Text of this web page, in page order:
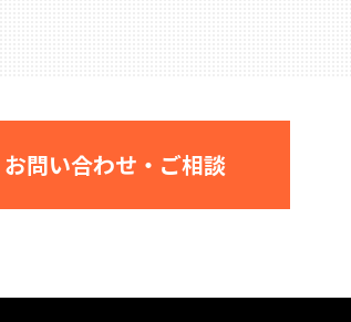
お問い合わせ・ご相談